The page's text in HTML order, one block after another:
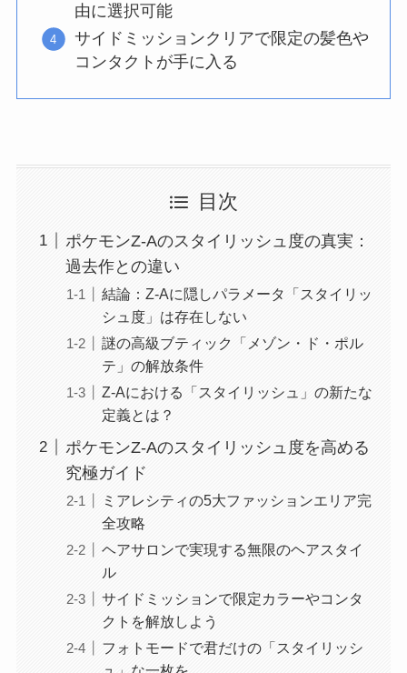
由に選択可能
サイドミッションクリアで限定の髪色や
コンタクトが手に入る
目次
ポケモンZ-Aのスタイリッシュ度の真実：
過去作との違い
結論：Z-Aに隠しパラメータ「スタイリッ
シュ度」は存在しない
謎の高級ブティック「メゾン・ド・ポル
テ」の解放条件
Z-Aにおける「スタイリッシュ」の新たな
定義とは？
ポケモンZ-Aのスタイリッシュ度を高める
究極ガイド
ミアレシティの5大ファッションエリア完
全攻略
ヘアサロンで実現する無限のヘアスタイ
ル
サイドミッションで限定カラーやコンタ
クトを解放しよう
フォトモードで君だけの「スタイリッシ